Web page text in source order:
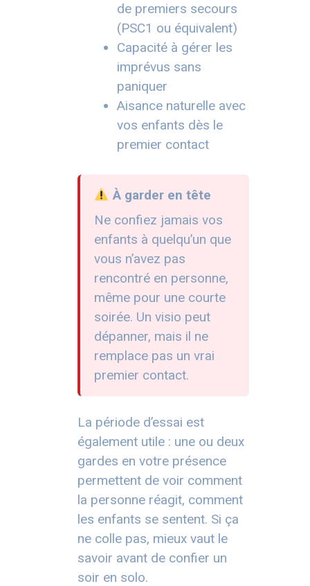
de premiers secours
(PSC1 ou équivalent)
Capacité à gérer les
imprévus sans
paniquer
Aisance naturelle avec
vos enfants dès le
premier contact
À garder en tête
Ne confiez jamais vos
enfants à quelqu’un que
vous n’avez pas
rencontré en personne,
même pour une courte
soirée. Un visio peut
dépanner, mais il ne
remplace pas un vrai
premier contact.
La période d’essai est
également utile : une ou deux
gardes en votre présence
permettent de voir comment
la personne réagit, comment
les enfants se sentent. Si ça
ne colle pas, mieux vaut le
savoir avant de confier un
soir en solo.